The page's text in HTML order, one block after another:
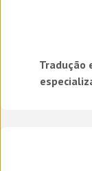
Tradução